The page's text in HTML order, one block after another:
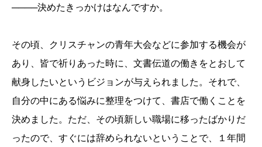
────決めたきっかけはなんですか。
その頃、クリスチャンの青年大会などに参加する機会が
あり、皆で祈りあった時に、文書伝道の働きをとおして
献身したいというビジョンが与えられました。それで、
自分の中にある悩みに整理をつけて、書店で働くことを
決めました。ただ、その頃新しい職場に移ったばかりだ
ったので、すぐには辞められないということで、１年間